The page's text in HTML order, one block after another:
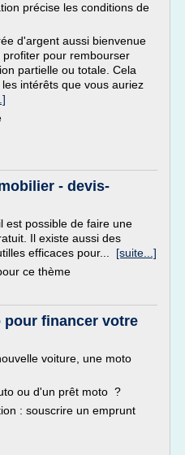
précise les conditions de
d'argent aussi bienvenue
pour rembourser
partielle ou totale. Cela
intérêts que vous auriez
- devis-
est possible de faire une
Il existe aussi des
efficaces pour... [suite...]
ce thème
pour financer votre
voiture, une moto
ou d'un prêt moto ?
: souscrire un emprunt